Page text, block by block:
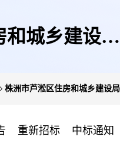
和城乡建设局
株洲市芦淞区住房和城乡建设
重新招标 中标通知